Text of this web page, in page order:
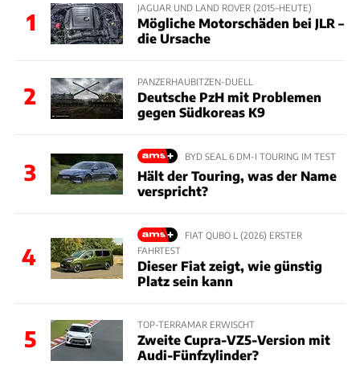
1
JAGUAR UND LAND ROVER (2015–HEUTE)
Mögliche Motorschäden bei JLR –
die Ursache
2
PANZERHAUBITZEN-DUELL
Deutsche PzH mit Problemen
gegen Südkoreas K9
3
BYD SEAL 6 DM-I TOURING IM TEST
Hält der Touring, was der Name
verspricht?
4
FIAT QUBO L (2026) ERSTER
FAHRTEST
Dieser Fiat zeigt, wie günstig
Platz sein kann
5
TOP-TERRAMAR ERWISCHT
Zweite Cupra-VZ5-Version mit
Audi-Fünfzylinder?